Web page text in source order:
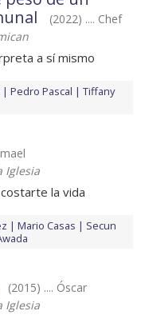
(2022) .... Chef
a sí mismo
Pedro Pascal
Tiffany
Iglesia
la vida
Mario Casas
Secun
(2015) .... Óscar
Iglesia